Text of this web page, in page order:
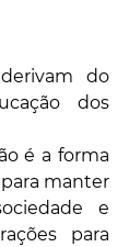
do
dos
é a forma
manter
e
para